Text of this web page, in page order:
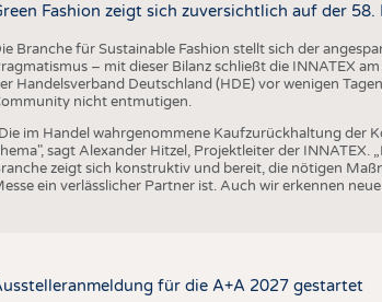
Fashion zeigt sich zuversichtlich auf der 58.
Branche für Sustainable Fashion stellt sich der
– mit dieser Bilanz schließt die INNATEX
Handelsverband Deutschland (HDE) vor wenigen
nicht entmutigen.
im Handel wahrgenommene Kaufzurückhaltung der
sagt Alexander Hitzel, Projektleiter der
zeigt sich konstruktiv und bereit, die nötigen
ein verlässlicher Partner ist. Auch wir erkennen
für die A+A 2027 gestartet